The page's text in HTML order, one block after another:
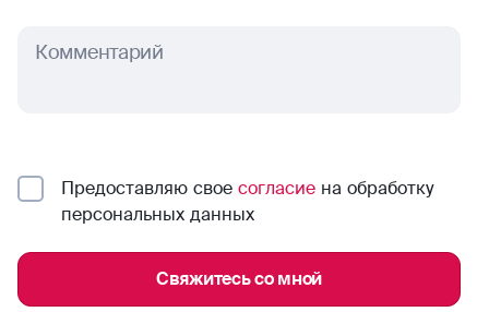
Комментарий
Предоставляю свое согласие на обработку
персональных данных
Свяжитесь со мной